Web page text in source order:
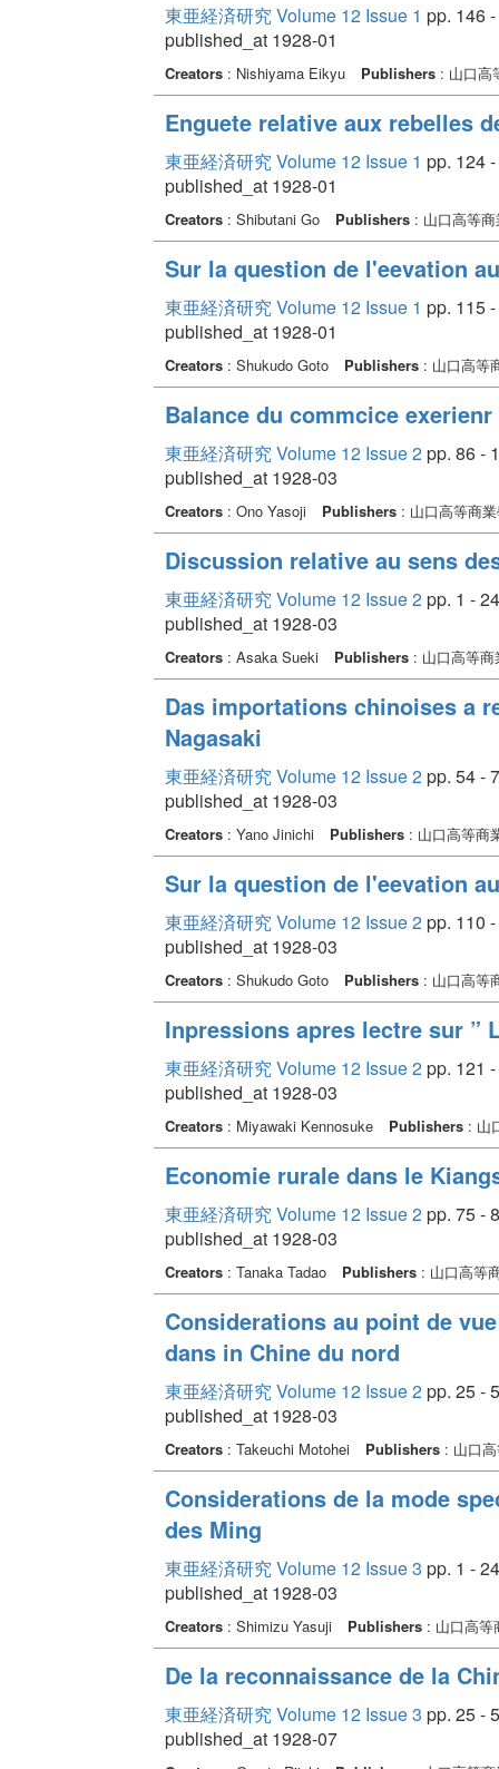
東亜経済研究 Volume 12 Issue 1 pp. 146
published_at 1928-01
Creators: Nishiyama Eikyu Publishers: 山口高
Enguete relative aux rebelles
東亜経済研究 Volume 12 Issue 1 pp. 124
published_at 1928-01
Creators: Shibutani Go Publishers: 山口高等商
Sur la question de l'eevation
東亜経済研究 Volume 12 Issue 1 pp. 115
published_at 1928-01
Creators: Shukudo Goto Publishers: 山口高等
Balance du commcice
東亜経済研究 Volume 12 Issue 2pp. 86 -
published_at 1928-03
Creators: Ono Yasoji Publishers: 山口高等商業
Discussion relative au sens
東亜経済研究 Volume 12 Issue 2pp. 1 - 24
published_at 1928-03
Creators: Asaka Sueki Publishers: 山口高等商
Das importations chinoises a
Nagasaki
東亜経済研究 Volume 12 Issue 2pp. 54 -
published_at 1928-03
Creators: Yano Jinichi Publishers: 山口高等商
Sur la question de l'eevation
東亜経済研究 Volume 12 Issue 2pp. 110 -
published_at 1928-03
Creators: Shukudo Goto Publishers: 山口高等
Inpressions apres lectre sur ”
東亜経済研究 Volume 12 Issue 2pp. 121 -
published_at 1928-03
Creators: Miyawaki Kennosuke Publishers: 山
Economie rurale dans le
東亜経済研究 Volume 12 Issue 2pp. 75 -
published_at 1928-03
Creators: Tanaka Tadao Publishers: 山口高等
Considerations au point de
dans in Chine du nord
東亜経済研究 Volume 12 Issue 2pp. 25 -
published_at 1928-03
Creators: Takeuchi Motohei Publishers: 山口高
Considerations de la mode
des Ming
東亜経済研究 Volume 12 Issue 3 pp. 1 - 24
published_at 1928-03
Creators: Shimizu Yasuji Publishers: 山口高等
De la reconnaissance de la
東亜経済研究 Volume 12 Issue 3 pp. 25 -
published_at 1928-07